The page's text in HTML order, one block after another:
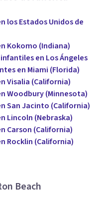
los Estados Unidos de
Kokomo (Indiana)
en Los Ángeles
en Miami (Florida)
Visalia (California)
Woodbury (Minnesota)
San Jacinto (California)
Lincoln (Nebraska)
Carson (California)
Rocklin (California)
Beach